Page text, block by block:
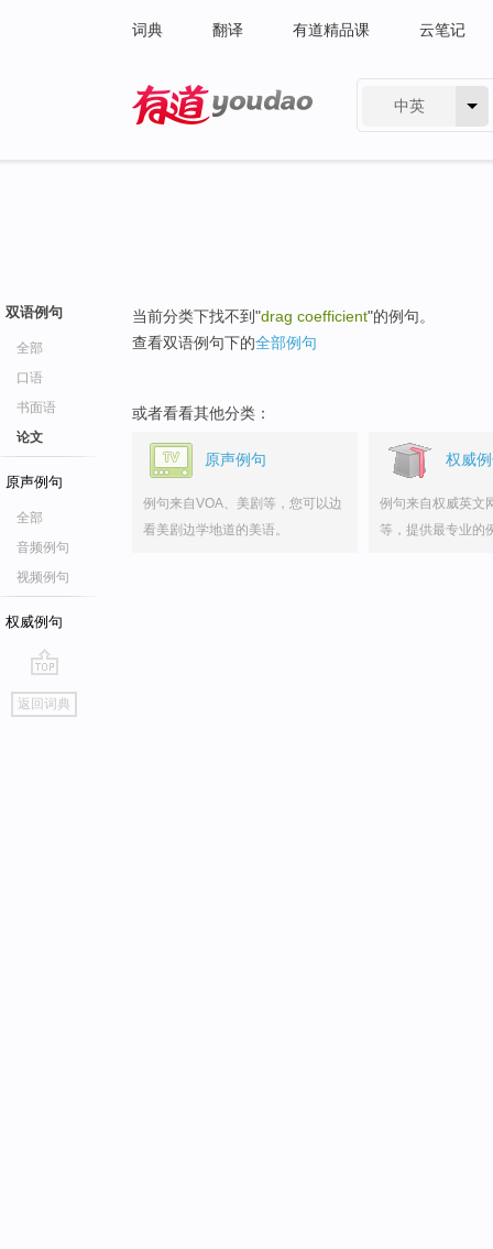
词典 翻译 有道精品课 云笔记
中英
双语例句
全部
口语
书面语
论文
原声例句
全部
音频例句
视频例句
权威例句
go
top
返回词典
当前分类下找不到"drag coefficient"的例句。
查看双语例句下的全部例句
或者看看其他分类：
原声例句
例句来自VOA、美剧等，您可以边
看美剧边学地道的美语。
权威
例句来自权威英文
等，提供最专业的